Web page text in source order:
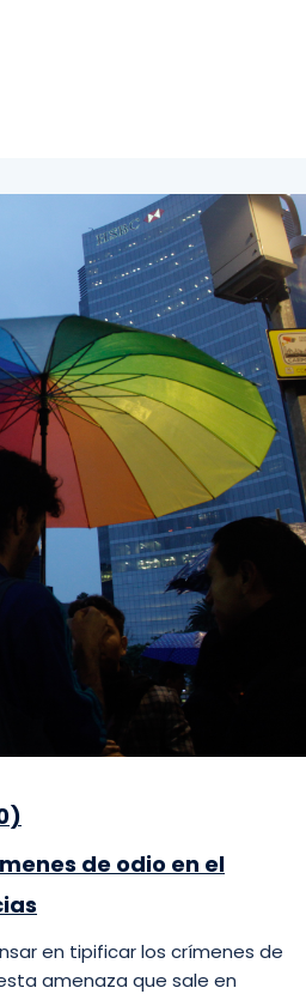
)
de odio en el
en tipificar los crímenes de
amenaza que sale en